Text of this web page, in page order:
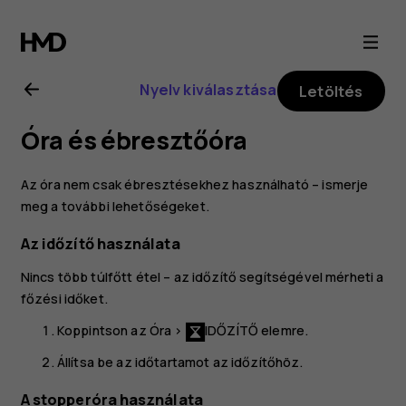
Nokia
4.2
felhasználói
kézikönyv
Nyelv kiválasztása Letöltés
Óra és ébresztőóra
Az óra nem csak ébresztésekhez használható – ismerje
meg a további lehetőségeket.
Az időzítő használata
Nincs több túlfőtt étel – az időzítő segítségével mérheti a
főzési időket.
Koppintson az Óra > IDŐZÍTŐ elemre.
Állítsa be az időtartamot az időzítőhöz.
A stopperóra használata